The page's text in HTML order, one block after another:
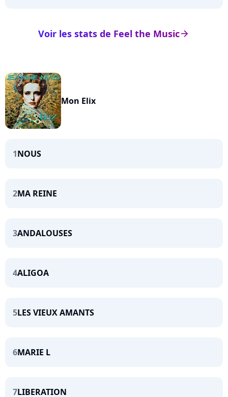
arrow_right
Voir les stats de Feel the Music
Mon Elix
1NOUS
2MA REINE
3ANDALOUSES
4ALIGOA
5LES VIEUX AMANTS
6MARIE L
7LIBERATION